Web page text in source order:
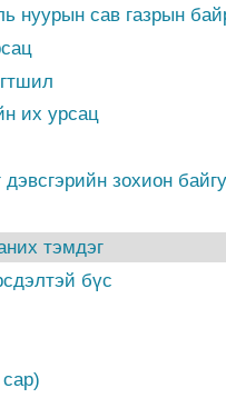
нуурын сав газрын
их урсац
дэвсгэрийн зохион
тэмдэг
бүс